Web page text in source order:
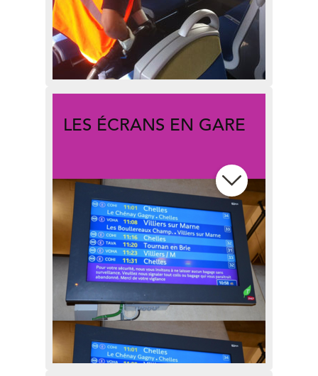
LES ÉCRANS EN GARE
Comment fonctionnent les
différents types d’écrans que vous
croisez dans vos gares ? Quelles
sont les sources et règles
d’affichage ?